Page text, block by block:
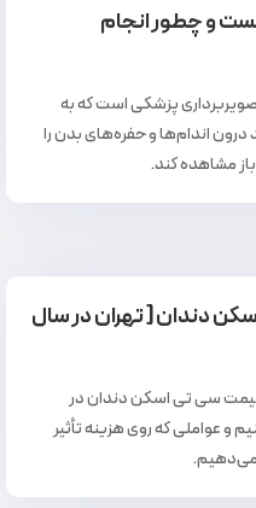
و چطور انجام
پزشکی است که به
اندام‌ها و حفره‌های بدن را
مشاهده کند.
دندان [ تهران در سال
سی تی اسکن دندان در
و عواملی که روی هزینه تأثیر
می‌دهیم.